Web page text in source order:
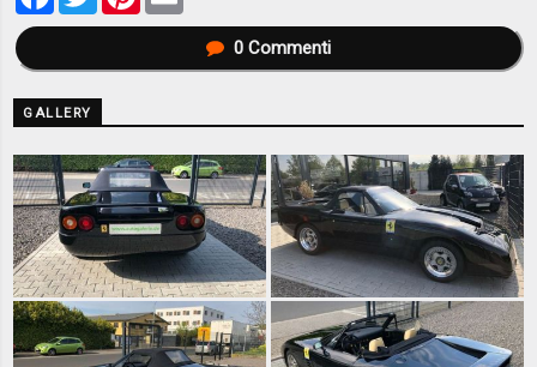
0Commenti
GALLERY